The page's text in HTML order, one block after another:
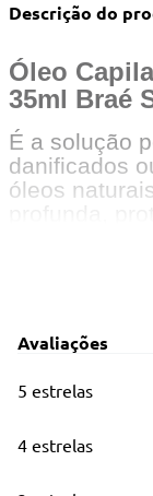
Descrição do
Óleo
35ml Braé
É a solução
danificados
óleos
Hidratação
Óleo de
Avaliações
5 estrelas
4 estrelas